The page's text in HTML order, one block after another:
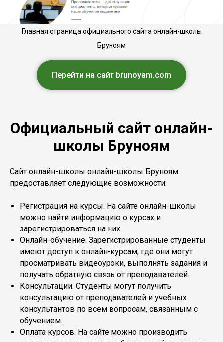
Главная страница официального сайта онлайн-школы
Бруноям
Перейти на сайт brunoyam.com
Официальный сайт онлайн-
школы Бруноям
Сайт онлайн-школы онлайн-школы Бруноям
предоставляет следующие возможности:
Регистрация на курсы. На сайте онлайн-школы
можно найти информацию о курсах и
зарегистрироваться на них.
Онлайн-обучение. Зарегистрированные студенты
имеют доступ к онлайн-курсам, где они могут
просматривать видеоуроки, выполнять задания и
получать обратную связь от преподавателей.
Консультации. Студенты могут получить
консультацию от преподавателей и учебных
консультантов по всем вопросам, связанным с
обучением.
Оплата курсов. На сайте можно производить